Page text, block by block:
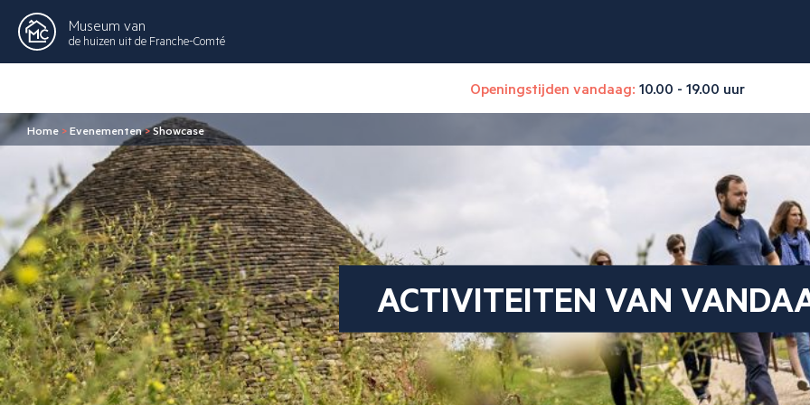
Museum van
de huizen uit de Franche-Comté
Openingstijden vandaag: 10.00 - 19.00 uur
Home >Evenementen>Showcase
ACTIVITEITEN VAN